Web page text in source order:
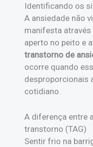
Identificando os
A ansiedade não
manifesta
aperto no peito e
transtorno de
ocorre quando
desproporcionais
cotidiano.
A diferença entre
transtorno (TAG)
Sentir frio na